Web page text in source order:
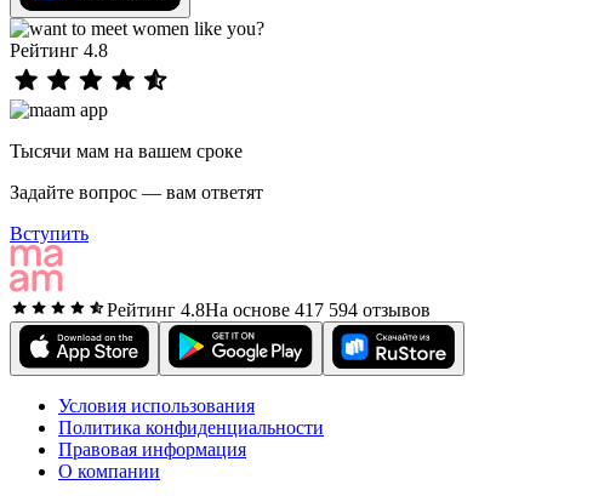
Рейтинг 4.8
Тысячи мам на вашем сроке
Задайте вопрос — вам ответят
Вступить
Рейтинг 4.8На основе 417 594 отзывов
Условия использования
Политика конфиденциальности
Правовая информация
О компании